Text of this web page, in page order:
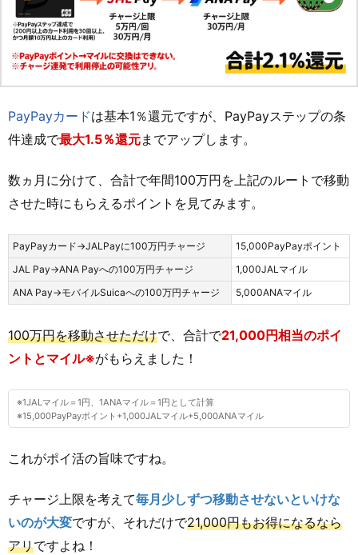
PayPayカードは基本1％還元ですが、PayPayステップの条
件達成で最大1.5％還元までアップします。
数ヵ月に分けて、合計で年間100万円を上記のルートで移動
させた時にもらえるポイントを見てみます。
PayPayカード→JALPayに100万円チャージ
15,000PayPayポイント
JAL Pay→ANA Payへの100万円チャージ
1,000JALマイル
ANA Pay→モバイルSuicaへの100万円チャージ
5,000ANAマイル
100万円を移動させただけで、合計で21,000円相当のポイ
ントとマイル※がもらえました！
※1JALマイル＝1円、1ANAマイル＝1円として計算
※15,000PayPayポイント+1,000JALマイル+5,000ANAマイル
これがポイ活の旨味ですね。
チャージ上限を考えて毎月少しずつ移動させないといけな
いのが大変ですが、それだけで21,000円もお得になるなら
アリですよね！